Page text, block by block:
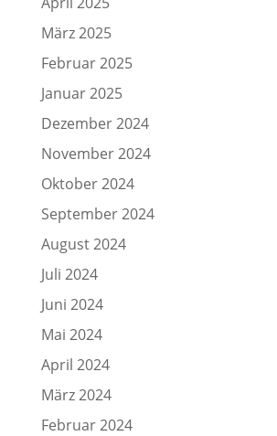
März 2025
Februar 2025
Januar 2025
Dezember 2024
November 2024
Oktober 2024
September 2024
August 2024
Juli 2024
Juni 2024
Mai 2024
April 2024
März 2024
Februar 2024